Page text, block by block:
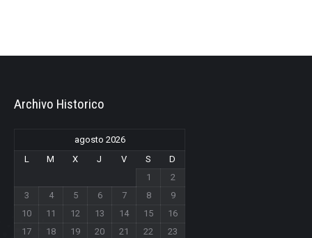
Archivo Historico
agosto 2026
L
M X J V S
D
1
2
3
4 5 6 7 8
9
10
11 12 13 14 15
16
17
18 19 20 21 22
23